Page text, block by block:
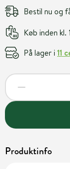
Bestil nu og
Køb inden kl.
På lager i 11
Produktinfo